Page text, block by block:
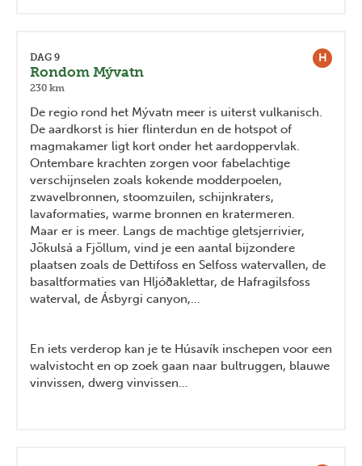
H
DAG 9
Rondom Mývatn
230 km
De regio rond het Mývatn meer is uiterst vulkanisch.
De aardkorst is hier flinterdun en de hotspot of
magmakamer ligt kort onder het aardoppervlak.
Ontembare krachten zorgen voor fabelachtige
verschijnselen zoals kokende modderpoelen,
zwavelbronnen, stoomzuilen, schijnkraters,
lavaformaties, warme bronnen en kratermeren.
Maar er is meer. Langs de machtige gletsjerrivier,
Jökulsá a Fjöllum, vind je een aantal bijzondere
plaatsen zoals de Dettifoss en Selfoss watervallen, de
basaltformaties van Hljóðaklettar, de Hafragilsfoss
waterval, de Ásbyrgi canyon,…
En iets verderop kan je te Húsavík inschepen voor een
walvistocht en op zoek gaan naar bultruggen, blauwe
vinvissen, dwerg vinvissen…